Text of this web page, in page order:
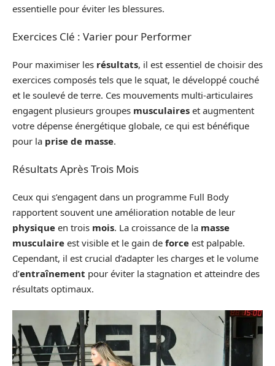
essentielle pour éviter les blessures.
Exercices Clé : Varier pour Performer
Pour maximiser les résultats, il est essentiel de choisir des
exercices composés tels que le squat, le développé couché
et le soulevé de terre. Ces mouvements multi-articulaires
engagent plusieurs groupes musculaires et augmentent
votre dépense énergétique globale, ce qui est bénéfique
pour la prise de masse.
Résultats Après Trois Mois
Ceux qui s’engagent dans un programme Full Body
rapportent souvent une amélioration notable de leur
physique en trois mois. La croissance de la masse
musculaire est visible et le gain de force est palpable.
Cependant, il est crucial d’adapter les charges et le volume
d’entraînement pour éviter la stagnation et atteindre des
résultats optimaux.